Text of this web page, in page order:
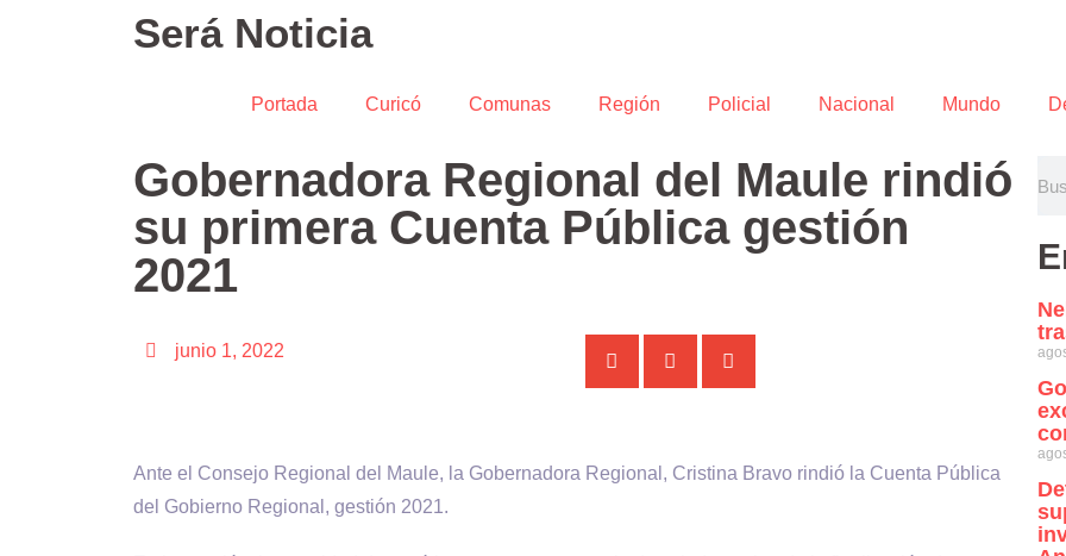
Será Noticia
Portada Curicó Comunas Región Policial Nacional Mundo
Gobernadora Regional del Maule rindió
su primera Cuenta Pública gestión
2021
junio 1, 2022
Ante el Consejo Regional del Maule, la Gobernadora Regional, Cristina Bravo rindió la Cuenta Pública
del Gobierno Regional, gestión 2021.